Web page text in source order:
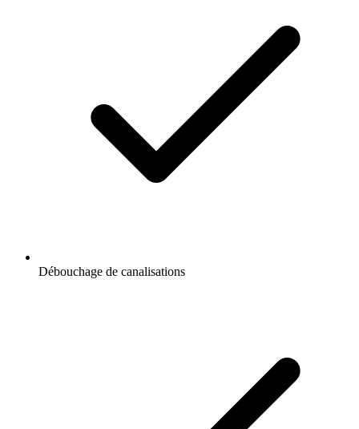
Débouchage de canalisations